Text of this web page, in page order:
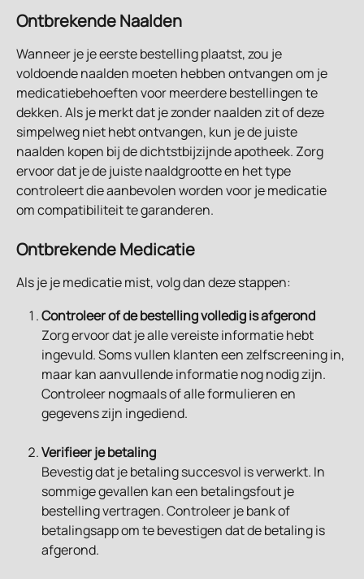
Ontbrekende Naalden
Wanneer je je eerste bestelling plaatst, zou je
voldoende naalden moeten hebben ontvangen om je
medicatiebehoeften voor meerdere bestellingen te
dekken. Als je merkt dat je zonder naalden zit of deze
simpelweg niet hebt ontvangen, kun je de juiste
naalden kopen bij de dichtstbijzijnde apotheek. Zorg
ervoor dat je de juiste naaldgrootte en het type
controleert die aanbevolen worden voor je medicatie
om compatibiliteit te garanderen.
Ontbrekende Medicatie
Als je je medicatie mist, volg dan deze stappen:
Controleer of de bestelling volledig is afgerond
Zorg ervoor dat je alle vereiste informatie hebt
ingevuld. Soms vullen klanten een zelfscreening in,
maar kan aanvullende informatie nog nodig zijn.
Controleer nogmaals of alle formulieren en
gegevens zijn ingediend.
Verifieer je betaling
Bevestig dat je betaling succesvol is verwerkt. In
sommige gevallen kan een betalingsfout je
bestelling vertragen. Controleer je bank of
betalingsapp om te bevestigen dat de betaling is
afgerond.